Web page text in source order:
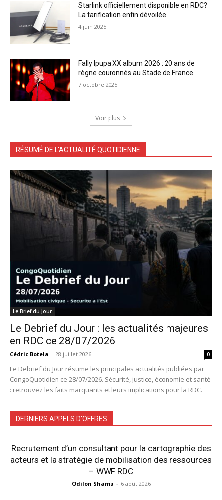
Starlink officiellement disponible en RDC?
La tarification enfin dévoilée
4 juin 2025
Fally Ipupa XX album 2026 : 20 ans de
règne couronnés au Stade de France
7 octobre 2025
Voir plus
RÉSUMÉ DE L'ACTUALITÉ QUOTIDIENNE
Le Brief du Jour
Le Debrief du Jour : les actualités majeures
en RDC ce 28/07/2026
Cédric Botela - 28 juillet 2026 0
Le Debrief du Jour résume les principales actualités publiées par
CongoQuotidien ce 28/07/2026. Sécurité, justice, économie et santé
: retrouvez les faits marquants et leurs implications pour la RDC.
DERNIERS APPELS D'OFFRES
Recrutement d’un consultant pour la cartographie des
acteurs et la stratégie de mobilisation des ressources
– WWF RDC
Odilon Shama - 6 août 2026